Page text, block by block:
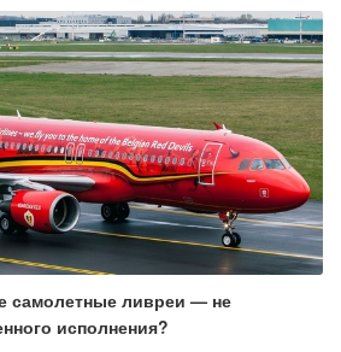
самолетные ливреи — не
исполнения?